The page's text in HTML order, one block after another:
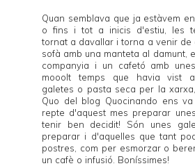
Quan semblava que ja estàvem
o fins i tot a inicis d'estiu, les
tornat a davallar i torna a venir de
sofà amb una manteta al damunt,
companyia i un cafetó amb
mooolt temps que havia vist
galetes o pasta seca per la
Quo del blog Quocinando ens
repte d'aquest mes preparar
tenir ben decidit! Són unes
preparar i d'aquelles que tant
postres, com per esmorzar o
un cafè o infusió. Boníssimes!